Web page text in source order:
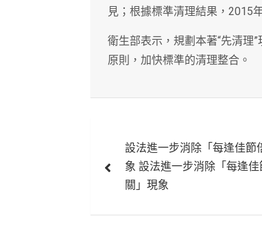
見；根據標準清理結果，2015
衛生部表示，規劃本著“先清理
原則，加快標準的清理整合。
章
覽
設法進一步消除「每逢佳節
象 設法進一步消除「每逢
關」現象